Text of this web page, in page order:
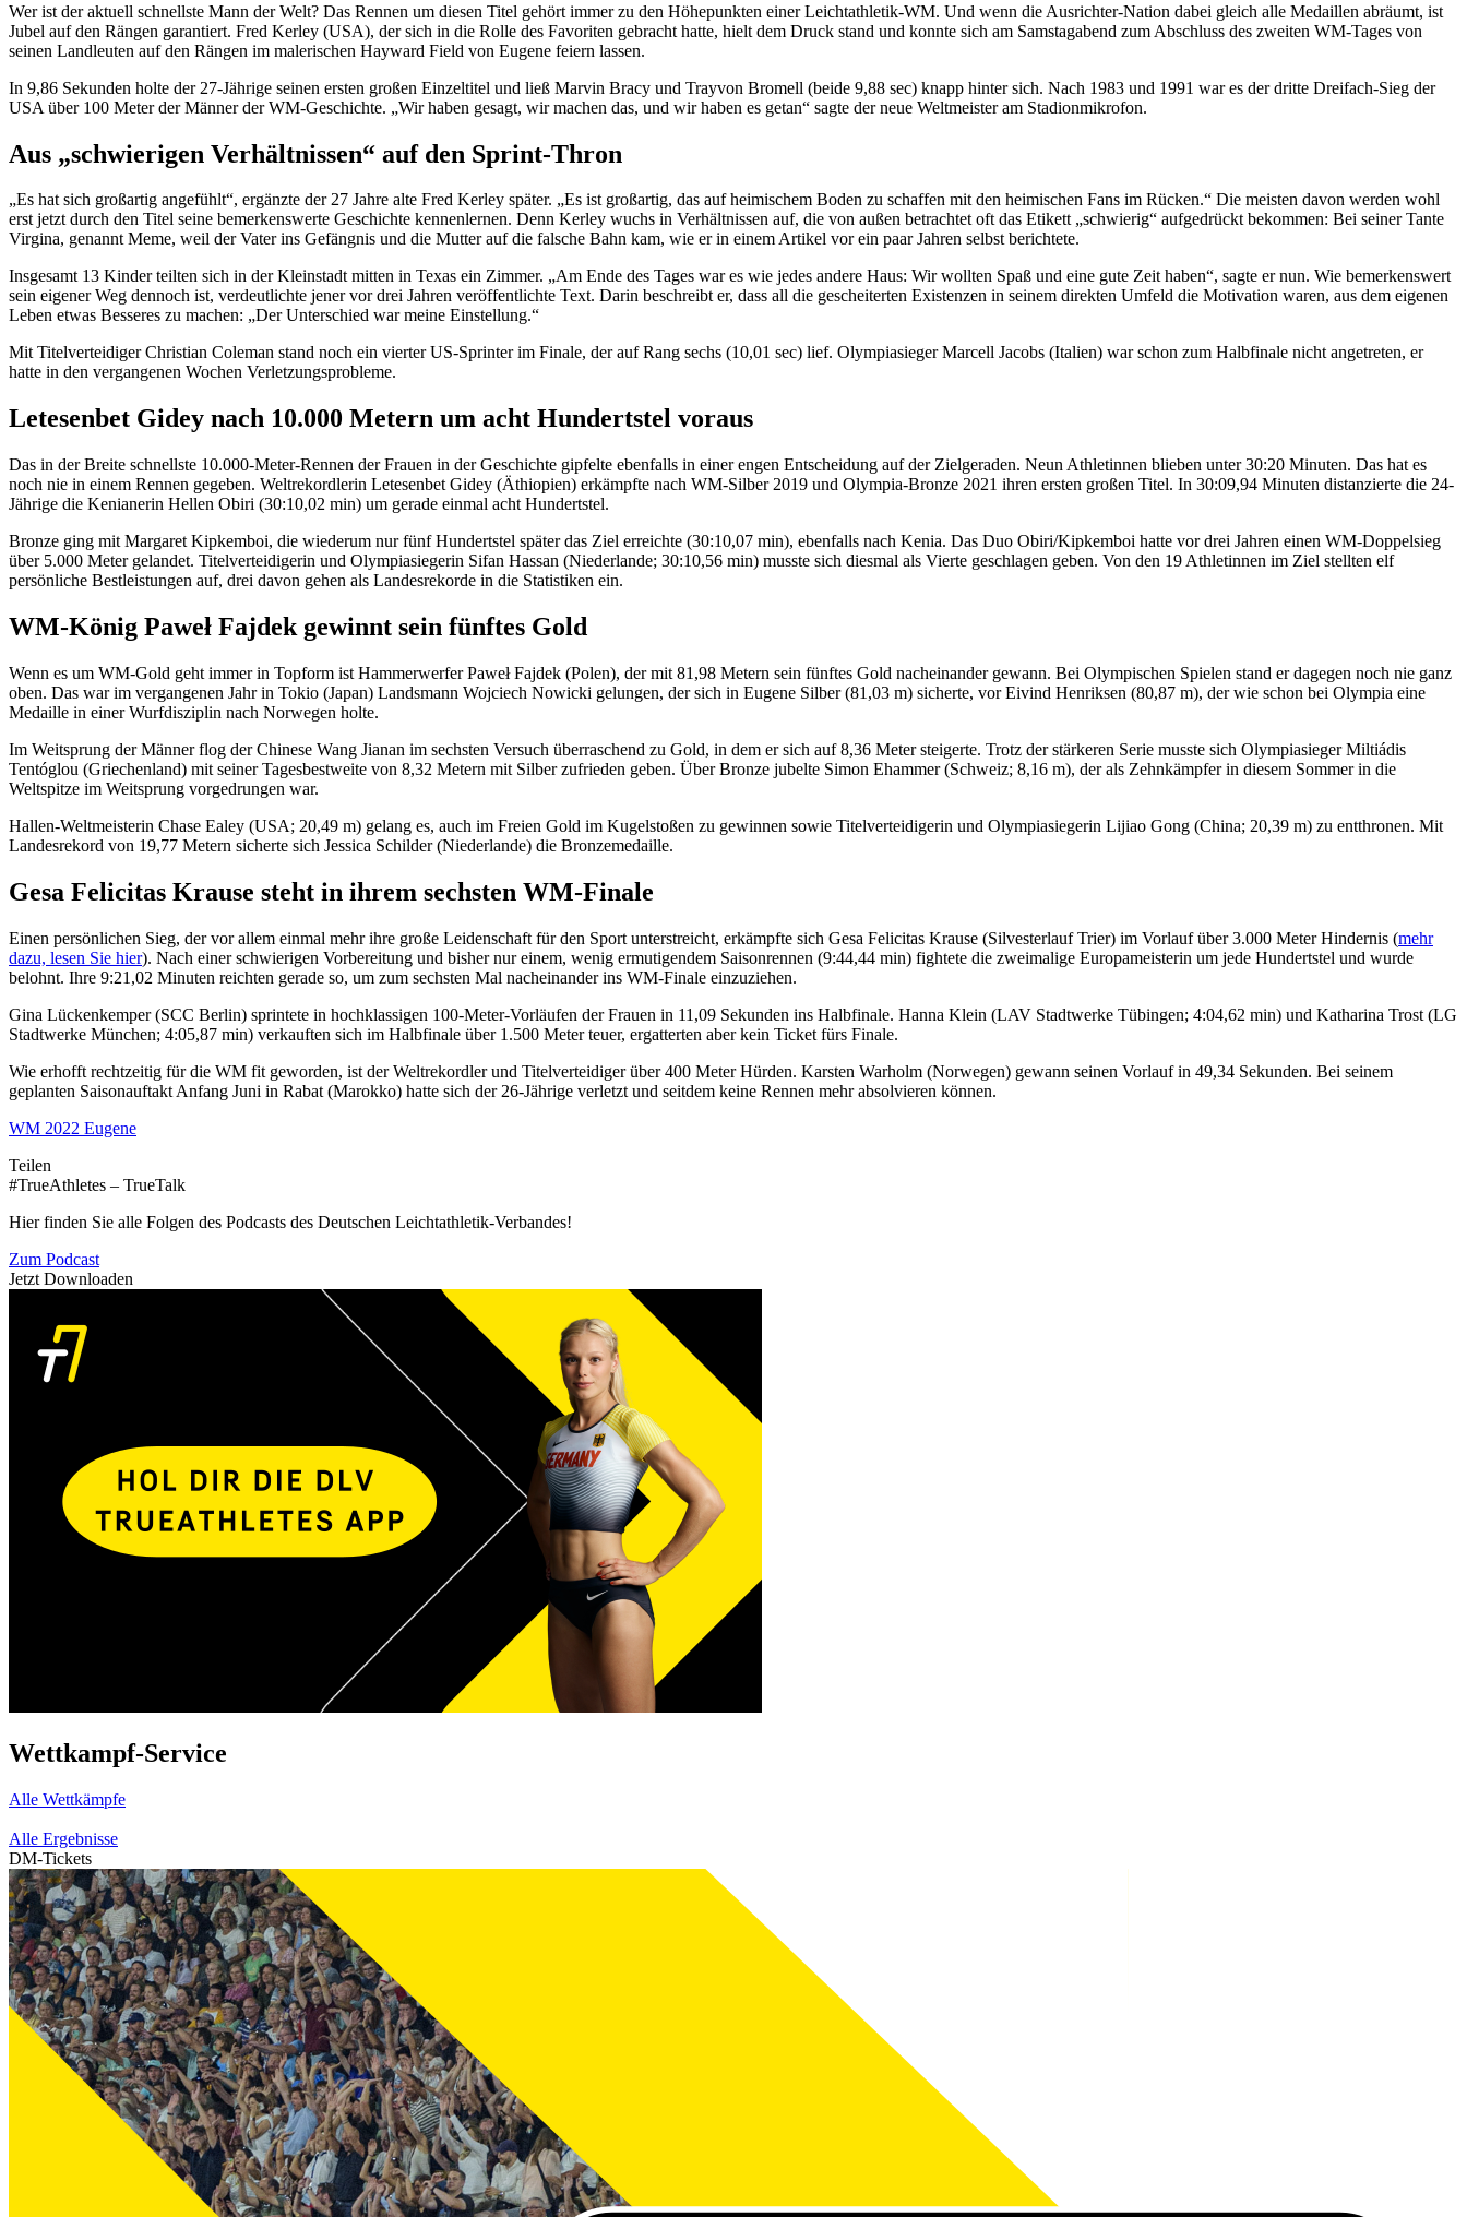
Wer ist der aktuell schnellste Mann der Welt? Das Rennen um diesen Titel gehört immer zu den Höhepunkten einer Leichtathletik-WM. Und wenn die Ausrichter-Nation dabei gleich alle Medaillen abräumt, ist
Jubel auf den Rängen garantiert. Fred Kerley (USA), der sich in die Rolle des Favoriten gebracht hatte, hielt dem Druck stand und konnte sich am Samstagabend zum Abschluss des zweiten WM-Tages von
seinen Landleuten auf den Rängen im malerischen Hayward Field von Eugene feiern lassen.
In 9,86 Sekunden holte der 27-Jährige seinen ersten großen Einzeltitel und ließ Marvin Bracy und Trayvon Bromell (beide 9,88 sec) knapp hinter sich. Nach 1983 und 1991 war es der dritte Dreifach-Sieg der
USA über 100 Meter der Männer der WM-Geschichte. „Wir haben gesagt, wir machen das, und wir haben es getan“ sagte der neue Weltmeister am Stadionmikrofon.
Aus „schwierigen Verhältnissen“ auf den Sprint-Thron
„Es hat sich großartig angefühlt“, ergänzte der 27 Jahre alte Fred Kerley später. „Es ist großartig, das auf heimischem Boden zu schaffen mit den heimischen Fans im Rücken.“ Die meisten davon werden wohl
erst jetzt durch den Titel seine bemerkenswerte Geschichte kennenlernen. Denn Kerley wuchs in Verhältnissen auf, die von außen betrachtet oft das Etikett „schwierig“ aufgedrückt bekommen: Bei seiner Tante
Virgina, genannt Meme, weil der Vater ins Gefängnis und die Mutter auf die falsche Bahn kam, wie er in einem Artikel vor ein paar Jahren selbst berichtete.
Insgesamt 13 Kinder teilten sich in der Kleinstadt mitten in Texas ein Zimmer. „Am Ende des Tages war es wie jedes andere Haus: Wir wollten Spaß und eine gute Zeit haben“, sagte er nun. Wie bemerkenswert
sein eigener Weg dennoch ist, verdeutlichte jener vor drei Jahren veröffentlichte Text. Darin beschreibt er, dass all die gescheiterten Existenzen in seinem direkten Umfeld die Motivation waren, aus dem eigenen
Leben etwas Besseres zu machen: „Der Unterschied war meine Einstellung.“
Mit Titelverteidiger Christian Coleman stand noch ein vierter US-Sprinter im Finale, der auf Rang sechs (10,01 sec) lief. Olympiasieger Marcell Jacobs (Italien) war schon zum Halbfinale nicht angetreten, er
hatte in den vergangenen Wochen Verletzungsprobleme.
Letesenbet Gidey nach 10.000 Metern um acht Hundertstel voraus
Das in der Breite schnellste 10.000-Meter-Rennen der Frauen in der Geschichte gipfelte ebenfalls in einer engen Entscheidung auf der Zielgeraden. Neun Athletinnen blieben unter 30:20 Minuten. Das hat es
noch nie in einem Rennen gegeben. Weltrekordlerin Letesenbet Gidey (Äthiopien) erkämpfte nach WM-Silber 2019 und Olympia-Bronze 2021 ihren ersten großen Titel. In 30:09,94 Minuten distanzierte die 24-
Jährige die Kenianerin Hellen Obiri (30:10,02 min) um gerade einmal acht Hundertstel.
Bronze ging mit Margaret Kipkemboi, die wiederum nur fünf Hundertstel später das Ziel erreichte (30:10,07 min), ebenfalls nach Kenia. Das Duo Obiri/Kipkemboi hatte vor drei Jahren einen WM-Doppelsieg
über 5.000 Meter gelandet. Titelverteidigerin und Olympiasiegerin Sifan Hassan (Niederlande; 30:10,56 min) musste sich diesmal als Vierte geschlagen geben. Von den 19 Athletinnen im Ziel stellten elf
persönliche Bestleistungen auf, drei davon gehen als Landesrekorde in die Statistiken ein.
WM-König Paweł Fajdek gewinnt sein fünftes Gold
Wenn es um WM-Gold geht immer in Topform ist Hammerwerfer Paweł Fajdek (Polen), der mit 81,98 Metern sein fünftes Gold nacheinander gewann. Bei Olympischen Spielen stand er dagegen noch nie ganz
oben. Das war im vergangenen Jahr in Tokio (Japan) Landsmann Wojciech Nowicki gelungen, der sich in Eugene Silber (81,03 m) sicherte, vor Eivind Henriksen (80,87 m), der wie schon bei Olympia eine
Medaille in einer Wurfdisziplin nach Norwegen holte.
Im Weitsprung der Männer flog der Chinese Wang Jianan im sechsten Versuch überraschend zu Gold, in dem er sich auf 8,36 Meter steigerte. Trotz der stärkeren Serie musste sich Olympiasieger Miltiádis
Tentóglou (Griechenland) mit seiner Tagesbestweite von 8,32 Metern mit Silber zufrieden geben. Über Bronze jubelte Simon Ehammer (Schweiz; 8,16 m), der als Zehnkämpfer in diesem Sommer in die
Weltspitze im Weitsprung vorgedrungen war.
Hallen-Weltmeisterin Chase Ealey (USA; 20,49 m) gelang es, auch im Freien Gold im Kugelstoßen zu gewinnen sowie Titelverteidigerin und Olympiasiegerin Lijiao Gong (China; 20,39 m) zu entthronen. Mit
Landesrekord von 19,77 Metern sicherte sich Jessica Schilder (Niederlande) die Bronzemedaille.
Gesa Felicitas Krause steht in ihrem sechsten WM-Finale
Einen persönlichen Sieg, der vor allem einmal mehr ihre große Leidenschaft für den Sport unterstreicht, erkämpfte sich Gesa Felicitas Krause (Silvesterlauf Trier) im Vorlauf über 3.000 Meter Hindernis (mehr
dazu, lesen Sie hier). Nach einer schwierigen Vorbereitung und bisher nur einem, wenig ermutigendem Saisonrennen (9:44,44 min) fightete die zweimalige Europameisterin um jede Hundertstel und wurde
belohnt. Ihre 9:21,02 Minuten reichten gerade so, um zum sechsten Mal nacheinander ins WM-Finale einzuziehen.
Gina Lückenkemper (SCC Berlin) sprintete in hochklassigen 100-Meter-Vorläufen der Frauen in 11,09 Sekunden ins Halbfinale. Hanna Klein (LAV Stadtwerke Tübingen; 4:04,62 min) und Katharina Trost (LG
Stadtwerke München; 4:05,87 min) verkauften sich im Halbfinale über 1.500 Meter teuer, ergatterten aber kein Ticket fürs Finale.
Wie erhofft rechtzeitig für die WM fit geworden, ist der Weltrekordler und Titelverteidiger über 400 Meter Hürden. Karsten Warholm (Norwegen) gewann seinen Vorlauf in 49,34 Sekunden. Bei seinem
geplanten Saisonauftakt Anfang Juni in Rabat (Marokko) hatte sich der 26-Jährige verletzt und seitdem keine Rennen mehr absolvieren können.
WM 2022 Eugene
Teilen
#TrueAthletes – TrueTalk
Hier finden Sie alle Folgen des Podcasts des Deutschen Leichtathletik-Verbandes!
Zum Podcast
Jetzt Downloaden
Wettkampf-Service
Alle Wettkämpfe
Alle Ergebnisse
DM-Tickets